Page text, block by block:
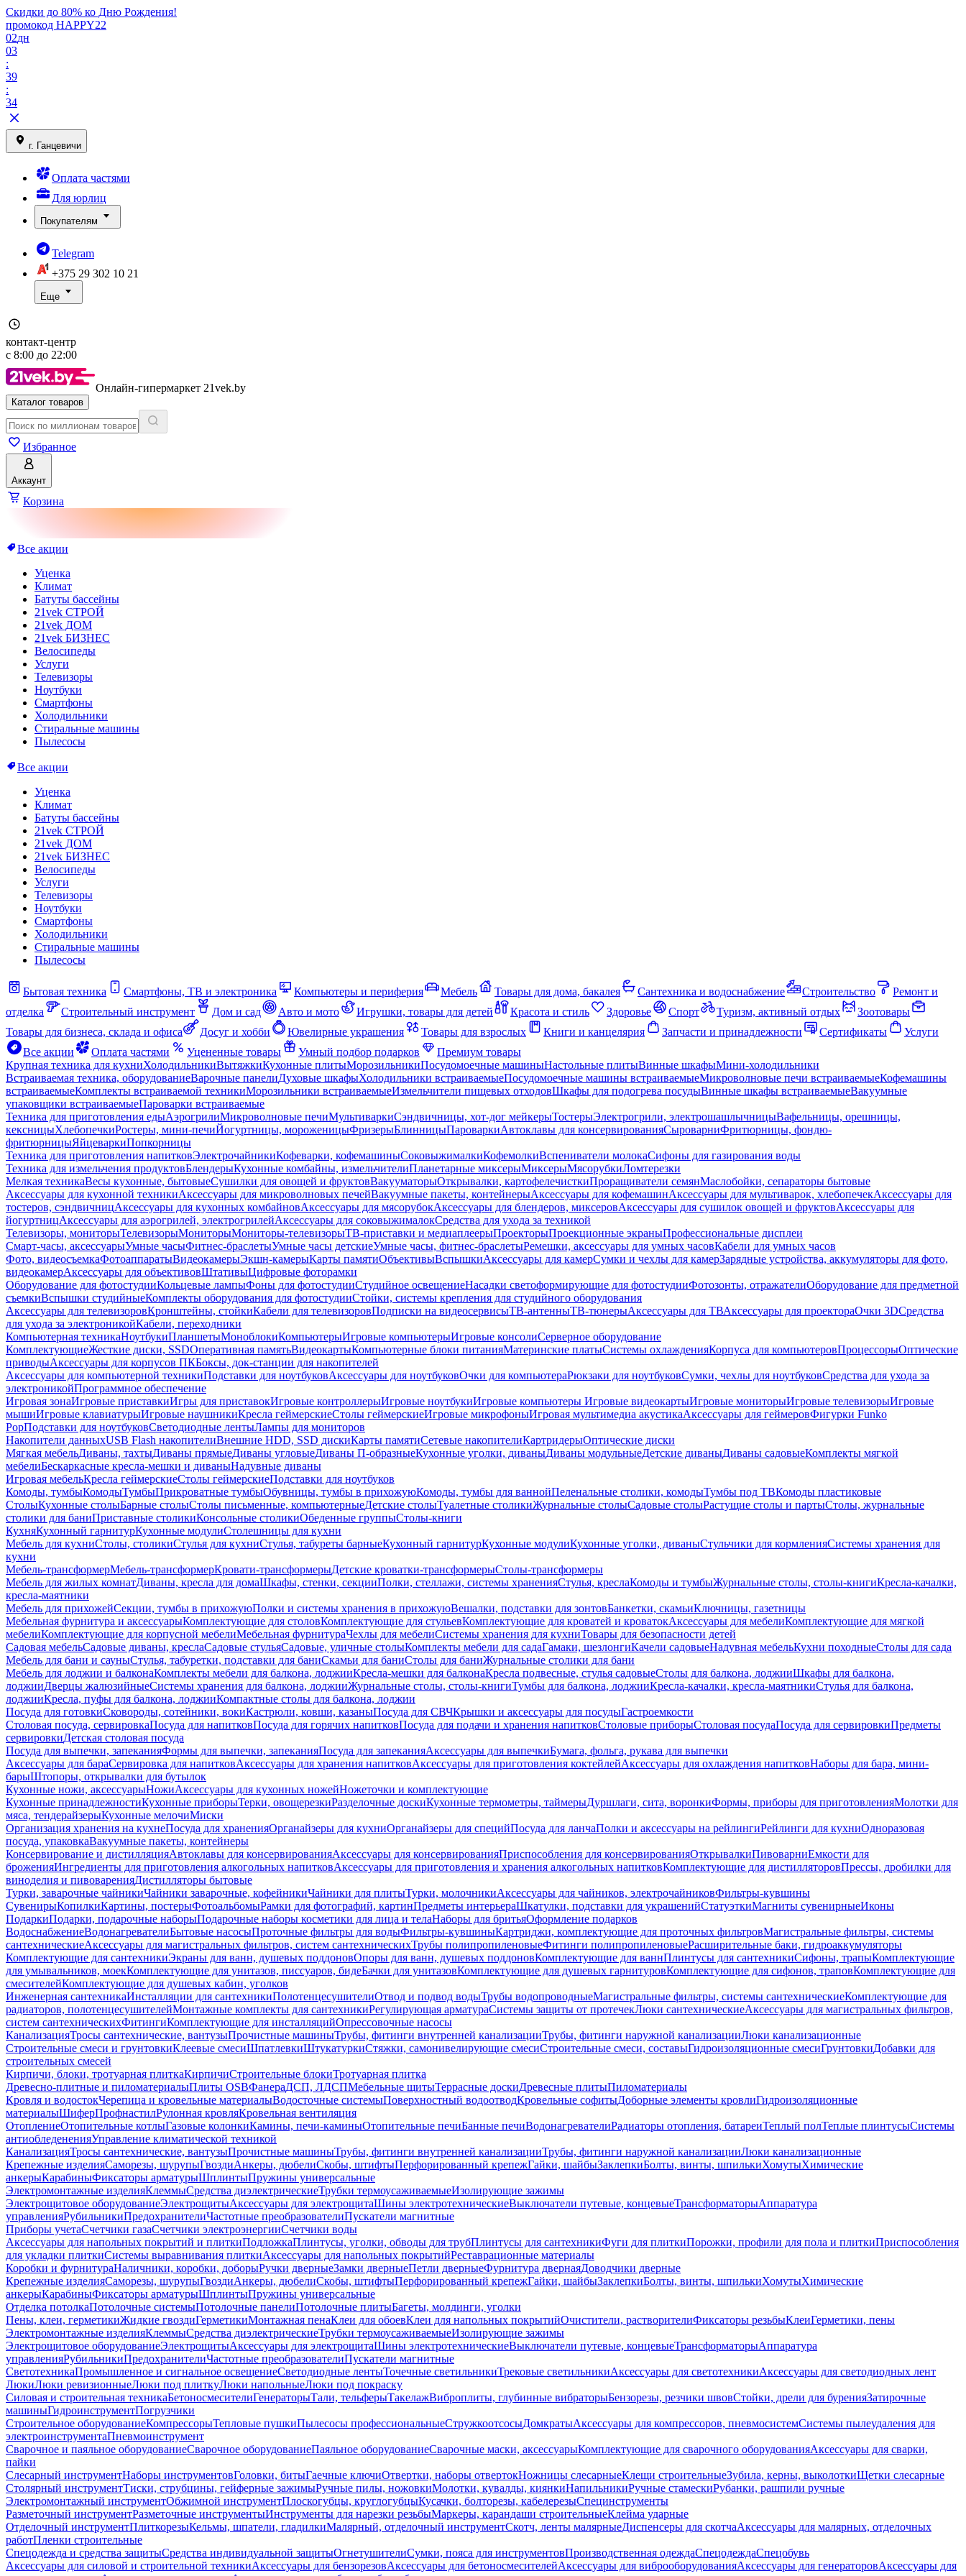
Скидки до 80% ко Дню Рождения!
промокод HAPPY22
02дн
03
:
39
:
34
г. Ганцевичи
Оплата частями
Для юрлиц
Покупателям
Telegram
+375 29 302 10 21
Еще
контакт-центр
с 8:00 до 22:00
Онлайн-гипермаркет 21vek.by
Каталог товаров
Избранное
Аккаунт
Корзина
Все акции
Уценка
Климат
Батуты бассейны
21vek СТРОЙ
21vek ДОМ
21vek БИЗНЕС
Велосипеды
Услуги
Телевизоры
Ноутбуки
Смартфоны
Холодильники
Стиральные машины
Пылесосы
Все акции
Уценка
Климат
Батуты бассейны
21vek СТРОЙ
21vek ДОМ
21vek БИЗНЕС
Велосипеды
Услуги
Телевизоры
Ноутбуки
Смартфоны
Холодильники
Стиральные машины
Пылесосы
Бытовая техника Смартфоны, ТВ и электроника Компьютеры и периферия Мебель Товары для дома, бакалея Сантехника и водоснабжение Строительство
Ремонт и
отделка
Строительный инструмент Дом и сад Авто и мото Игрушки, товары для детей Красота и стиль Здоровье Спорт Туризм, активный отдых
Зоотовары
Товары для бизнеса, склада и офиса
Досуг и хобби Ювелирные украшения Товары для взрослых Книги и канцелярия Запчасти и принадлежности Сертификаты
Услуги
Все акции
Оплата частями Уцененные товары Умный подбор подарков
Премиум товары
Крупная техника для кухниХолодильникиВытяжкиКухонные плитыМорозильникиПосудомоечные машиныНастольные плитыВинные шкафыМини-холодильники
Встраиваемая техника, оборудованиеВарочные панелиДуховые шкафыХолодильники встраиваемыеПосудомоечные машины встраиваемыеМикроволновые печи встраиваемыеКофемашины
встраиваемыеКомплекты встраиваемой техникиМорозильники встраиваемыеИзмельчители пищевых отходовШкафы для подогрева посудыВинные шкафы встраиваемыеВакуумные
упаковщики встраиваемыеПароварки встраиваемые
Техника для приготовления едыАэрогрилиМикроволновые печиМультиваркиСэндвичницы, хот-дог мейкерыТостерыЭлектрогрили, электрошашлычницыВафельницы, орешницы,
кексницыХлебопечкиРостеры, мини-печиЙогуртницы, мороженицыФризерыБлинницыПароваркиАвтоклавы для консервированияСыроварниФритюрницы, фондю-
фритюрницыЯйцеваркиПопкорницы
Техника для приготовления напитковЭлектрочайникиКофеварки, кофемашиныСоковыжималкиКофемолкиВспениватели молокаСифоны для газирования воды
Техника для измельчения продуктовБлендерыКухонные комбайны, измельчителиПланетарные миксерыМиксерыМясорубкиЛомтерезки
Мелкая техникаВесы кухонные, бытовыеСушилки для овощей и фруктовВакууматорыОткрывалки, картофелечисткиПроращиватели семянМаслобойки, сепараторы бытовые
Аксессуары для кухонной техникиАксессуары для микроволновых печейВакуумные пакеты, контейнерыАксессуары для кофемашинАксессуары для мультиварок, хлебопечекАксессуары для
тостеров, сэндвичницАксессуары для кухонных комбайновАксессуары для мясорубокАксессуары для блендеров, миксеровАксессуары для сушилок овощей и фруктовАксессуары для
йогуртницАксессуары для аэрогрилей, электрогрилейАксессуары для соковыжималокСредства для ухода за техникой
Телевизоры, мониторыТелевизорыМониторыМониторы-телевизорыТВ-приставки и медиаплеерыПроекторыПроекционные экраныПрофессиональные дисплеи
Смарт-часы, аксессуарыУмные часыФитнес-браслетыУмные часы детскиеУмные часы, фитнес-браслетыРемешки, аксессуары для умных часовКабели для умных часов
Фото, видеосъемкаФотоаппаратыВидеокамерыЭкшн-камерыКарты памятиОбъективыВспышкиАксессуары для камерСумки и чехлы для камерЗарядные устройства, аккумуляторы для фото,
видеокамерАксессуары для объективовШтативыЦифровые фоторамки
Оборудование для фотостудииКольцевые лампыФоны для фотостудииСтудийное освещениеНасадки светоформирующие для фотостудииФотозонты, отражателиОборудование для предметной
съемкиВспышки студийныеКомплекты оборудования для фотостудииСтойки, системы крепления для студийного оборудования
Аксессуары для телевизоровКронштейны, стойкиКабели для телевизоровПодписки на видеосервисыТВ-антенныТВ-тюнерыАксессуары для ТВАксессуары для проектораОчки 3DСредства
для ухода за электроникойКабели, переходники
Компьютерная техникаНоутбукиПланшетыМоноблокиКомпьютерыИгровые компьютерыИгровые консолиСерверное оборудование
КомплектующиеЖесткие диски, SSDОперативная памятьВидеокартыКомпьютерные блоки питанияМатеринские платыСистемы охлажденияКорпуса для компьютеровПроцессорыОптические
приводыАксессуары для корпусов ПКБоксы, док-станции для накопителей
Аксессуары для компьютерной техникиПодставки для ноутбуковАксессуары для ноутбуковОчки для компьютераРюкзаки для ноутбуковСумки, чехлы для ноутбуковСредства для ухода за
электроникойПрограммное обеспечение
Игровая зонаИгровые приставкиИгры для приставокИгровые контроллерыИгровые ноутбукиИгровые компьютеры Игровые видеокартыИгровые мониторыИгровые телевизорыИгровые
мышиИгровые клавиатурыИгровые наушникиКресла геймерскиеСтолы геймерскиеИгровые микрофоныИгровая мультимедиа акустикаАксессуары для геймеровФигурки Funko
PopПодставки для ноутбуковСветодиодные лентыЛампы для мониторов
Накопители данныхUSB Flash накопителиВнешние HDD, SSD дискиКарты памятиСетевые накопителиКартридерыОптические диски
Мягкая мебельДиваны, тахтыДиваны прямыеДиваны угловыеДиваны П-образныеКухонные уголки, диваныДиваны модульныеДетские диваныДиваны садовыеКомплекты мягкой
мебелиБескаркасные кресла-мешки и диваныНадувные диваны
Игровая мебельКресла геймерскиеСтолы геймерскиеПодставки для ноутбуков
Комоды, тумбыКомодыТумбыПрикроватные тумбыОбувницы, тумбы в прихожуюКомоды, тумбы для ваннойПеленальные столики, комодыТумбы под ТВКомоды пластиковые
СтолыКухонные столыБарные столыСтолы письменные, компьютерныеДетские столыТуалетные столикиЖурнальные столыСадовые столыРастущие столы и партыСтолы, журнальные
столики для баниПриставные столикиКонсольные столикиОбеденные группыСтолы-книги
КухняКухонный гарнитурКухонные модулиСтолешницы для кухни
Мебель для кухниСтолы, столикиСтулья для кухниСтулья, табуреты барныеКухонный гарнитурКухонные модулиКухонные уголки, диваныСтульчики для кормленияСистемы хранения для
кухни
Мебель-трансформерМебель-трансформерКровати-трансформерыДетские кроватки-трансформерыСтолы-трансформеры
Мебель для жилых комнатДиваны, кресла для домаШкафы, стенки, секцииПолки, стеллажи, системы храненияСтулья, креслаКомоды и тумбыЖурнальные столы, столы-книгиКресла-качалки,
кресла-маятники
Мебель для прихожейСекции, тумбы в прихожуюПолки и системы хранения в прихожуюВешалки, подставки для зонтовБанкетки, скамьиКлючницы, газетницы
Мебельная фурнитура и аксессуарыКомплектующие для столовКомплектующие для стульевКомплектующие для кроватей и кроватокАксессуары для мебелиКомплектующие для мягкой
мебелиКомплектующие для корпусной мебелиМебельная фурнитураЧехлы для мебелиСистемы хранения для кухниТовары для безопасности детей
Садовая мебельСадовые диваны, креслаСадовые стульяСадовые, уличные столыКомплекты мебели для садаГамаки, шезлонгиКачели садовыеНадувная мебельКухни походныеСтолы для сада
Мебель для бани и сауныСтулья, табуретки, подставки для баниСкамьи для баниСтолы для баниЖурнальные столики для бани
Мебель для лоджии и балконаКомплекты мебели для балкона, лоджииКресла-мешки для балконаКресла подвесные, стулья садовыеСтолы для балкона, лоджииШкафы для балкона,
лоджииДверцы жалюзийныеСистемы хранения для балкона, лоджииЖурнальные столы, столы-книгиТумбы для балкона, лоджииКресла-качалки, кресла-маятникиСтулья для балкона,
лоджииКресла, пуфы для балкона, лоджииКомпактные столы для балкона, лоджии
Посуда для готовкиСковороды, сотейники, вокиКастрюли, ковши, казаныПосуда для СВЧКрышки и аксессуары для посудыГастроемкости
Столовая посуда, сервировкаПосуда для напитковПосуда для горячих напитковПосуда для подачи и хранения напитковСтоловые приборыСтоловая посудаПосуда для сервировкиПредметы
сервировкиДетская столовая посуда
Посуда для выпечки, запеканияФормы для выпечки, запеканияПосуда для запеканияАксессуары для выпечкиБумага, фольга, рукава для выпечки
Аксессуары для бараСервировка для напитковАксессуары для хранения напитковАксессуары для приготовления коктейлейАксессуары для охлаждения напитковНаборы для бара, мини-
барыШтопоры, открывалки для бутылок
Кухонные ножи, аксессуарыНожиАксессуары для кухонных ножейНожеточки и комплектующие
Кухонные принадлежностиКухонные приборыТерки, овощерезкиРазделочные доскиКухонные термометры, таймерыДуршлаги, сита, воронкиФормы, приборы для приготовленияМолотки для
мяса, тендерайзерыКухонные мелочиМиски
Организация хранения на кухнеПосуда для храненияОрганайзеры для кухниОрганайзеры для специйПосуда для ланчаПолки и аксессуары на рейлингиРейлинги для кухниОдноразовая
посуда, упаковкаВакуумные пакеты, контейнеры
Консервирование и дистилляцияАвтоклавы для консервированияАксессуары для консервированияПриспособления для консервированияОткрывалкиПивоварниЕмкости для
броженияИнгредиенты для приготовления алкогольных напитковАксессуары для приготовления и хранения алкогольных напитковКомплектующие для дистилляторовПрессы, дробилки для
виноделия и пивоваренияДистилляторы бытовые
Турки, заварочные чайникиЧайники заварочные, кофейникиЧайники для плитыТурки, молочникиАксессуары для чайников, электрочайниковФильтры-кувшины
СувенирыКопилкиКартины, постерыФотоальбомыРамки для фотографий, картинПредметы интерьераШкатулки, подставки для украшенийСтатуэткиМагниты сувенирныеИконы
ПодаркиПодарки, подарочные наборыПодарочные наборы косметики для лица и телаНаборы для бритьяОформление подарков
ВодоснабжениеВодонагревателиБытовые насосыПроточные фильтры для водыФильтры-кувшиныКартриджи, комплектующие для проточных фильтровМагистральные фильтры, системы
сантехническиеАксессуары для магистральных фильтров, систем сантехническихТрубы полипропиленовыеФитинги полипропиленовыеРасширительные баки, гидроаккумуляторы
Комплектующие для сантехникиЭкраны для ванн, душевых поддоновОпоры для ванн, душевых поддоновКомплектующие для ваннПлинтусы для сантехникиСифоны, трапыКомплектующие
для умывальников, моекКомплектующие для унитазов, писсуаров, бидеБачки для унитазовКомплектующие для душевых гарнитуровКомплектующие для сифонов, траповКомплектующие для
смесителейКомплектующие для душевых кабин, уголков
Инженерная сантехникаИнсталляции для сантехникиПолотенцесушителиОтвод и подвод водыТрубы водопроводныеМагистральные фильтры, системы сантехническиеКомплектующие для
радиаторов, полотенцесушителейМонтажные комплекты для сантехникиРегулирующая арматураСистемы защиты от протечекЛюки сантехническиеАксессуары для магистральных фильтров,
систем сантехническихФитингиКомплектующие для инсталляцийОпрессовочные насосы
КанализацияТросы сантехнические, вантузыПрочистные машиныТрубы, фитинги внутренней канализацииТрубы, фитинги наружной канализацииЛюки канализационные
Строительные смеси и грунтовкиКлеевые смесиШпатлевкиШтукатуркиСтяжки, самонивелирующие смесиСтроительные смеси, составыГидроизоляционные смесиГрунтовкиДобавки для
строительных смесей
Кирпичи, блоки, тротуарная плиткаКирпичиСтроительные блокиТротуарная плитка
Древесно-плитные и пиломатериалыПлиты OSBФанераДСП, ЛДСПМебельные щитыТеррасные доскиДревесные плитыПиломатериалы
Кровля и водостокЧерепица и кровельные материалыВодосточные системыПоверхностный водоотводКровельные софитыДоборные элементы кровлиГидроизоляционные
материалыШиферПрофнастилРулонная кровляКровельная вентиляция
ОтоплениеОтопительные котлыГазовые колонкиКамины, печи-каминыОтопительные печиБанные печиВодонагревателиРадиаторы отопления, батареиТеплый полТеплые плинтусыСистемы
антиобледененияУправление климатической техникой
КанализацияТросы сантехнические, вантузыПрочистные машиныТрубы, фитинги внутренней канализацииТрубы, фитинги наружной канализацииЛюки канализационные
Крепежные изделияСаморезы, шурупыГвоздиАнкеры, дюбелиСкобы, штифтыПерфорированный крепежГайки, шайбыЗаклепкиБолты, винты, шпилькиХомутыХимические
анкерыКарабиныФиксаторы арматурыШплинтыПружины универсальные
Электромонтажные изделияКлеммыСредства диэлектрическиеТрубки термоусаживаемыеИзолирующие зажимы
Электрощитовое оборудованиеЭлектрощитыАксессуары для электрощитаШины электротехническиеВыключатели путевые, концевыеТрансформаторыАппаратура
управленияРубильникиПредохранителиЧастотные преобразователиПускатели магнитные
Приборы учетаСчетчики газаСчетчики электроэнергииСчетчики воды
Аксессуары для напольных покрытий и плиткиПодложкаПлинтусы, уголки, обводы для трубПлинтусы для сантехникиФуги для плиткиПорожки, профили для пола и плиткиПриспособления
для укладки плиткиСистемы выравнивания плиткиАксессуары для напольных покрытийРеставрационные материалы
Коробки и фурнитураНаличники, коробки, доборыРучки дверныеЗамки дверныеПетли дверныеФурнитура двернаяДоводчики дверные
Крепежные изделияСаморезы, шурупыГвоздиАнкеры, дюбелиСкобы, штифтыПерфорированный крепежГайки, шайбыЗаклепкиБолты, винты, шпилькиХомутыХимические
анкерыКарабиныФиксаторы арматурыШплинтыПружины универсальные
Отделка потолкаПотолочные системыПотолочные панелиПотолочные плитыБагеты, молдинги, уголки
Пены, клеи, герметикиЖидкие гвоздиГерметикиМонтажная пенаКлеи для обоевКлеи для напольных покрытийОчистители, растворителиФиксаторы резьбыКлеиГерметики, пены
Электромонтажные изделияКлеммыСредства диэлектрическиеТрубки термоусаживаемыеИзолирующие зажимы
Электрощитовое оборудованиеЭлектрощитыАксессуары для электрощитаШины электротехническиеВыключатели путевые, концевыеТрансформаторыАппаратура
управленияРубильникиПредохранителиЧастотные преобразователиПускатели магнитные
СветотехникаПромышленное и сигнальное освещениеСветодиодные лентыТочечные светильникиТрековые светильникиАксессуары для светотехникиАксессуары для светодиодных лент
ЛюкиЛюки ревизионныеЛюки под плиткуЛюки напольныеЛюки под покраску
Силовая и строительная техникаБетоносмесителиГенераторыТали, тельферыТакелажВиброплиты, глубинные вибраторыБензорезы, резчики швовСтойки, дрели для буренияЗатирочные
машиныГидроинструментПогрузчики
Строительное оборудованиеКомпрессорыТепловые пушкиПылесосы профессиональныеСтружкоотсосыДомкратыАксессуары для компрессоров, пневмосистемСистемы пылеудаления для
электроинструментаПневмоинструмент
Сварочное и паяльное оборудованиеСварочное оборудованиеПаяльное оборудованиеСварочные маски, аксессуарыКомплектующие для сварочного оборудованияАксессуары для сварки,
пайки
Слесарный инструментНаборы инструментовГоловки, битыГаечные ключиОтвертки, наборы отвертокНожницы слесарныеКлещи строительныеЗубила, керны, выколоткиЩетки слесарные
Столярный инструментТиски, струбцины, гейферные зажимыРучные пилы, ножовкиМолотки, кувалды, киянкиНапильникиРучные стамескиРубанки, рашпили ручные
Электромонтажный инструментОбжимной инструментПлоскогубцы, круглогубцыКусачки, болторезы, кабелерезыСпецинструменты
Разметочный инструментРазметочные инструментыИнструменты для нарезки резьбыМаркеры, карандаши строительныеКлейма ударные
Отделочный инструментПлиткорезыКельмы, шпатели, гладилкиМалярный, отделочный инструментСкотч, ленты малярныеДиспенсеры для скотчаАксессуары для малярных, отделочных
работПленки строительные
Спецодежда и средства защитыСредства индивидуальной защитыОгнетушителиСумки, пояса для инструментовПроизводственная одеждаСпецодеждаСпецобувь
Аксессуары для силовой и строительной техникиАксессуары для бензорезовАксессуары для бетоносмесителейАксессуары для виброоборудованияАксессуары для генераторовАксессуары для